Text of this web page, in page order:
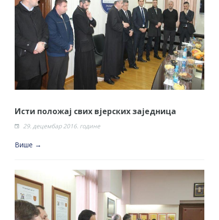
Исти положај свих вјерских заједница
29. децембар 2016. године
Више →